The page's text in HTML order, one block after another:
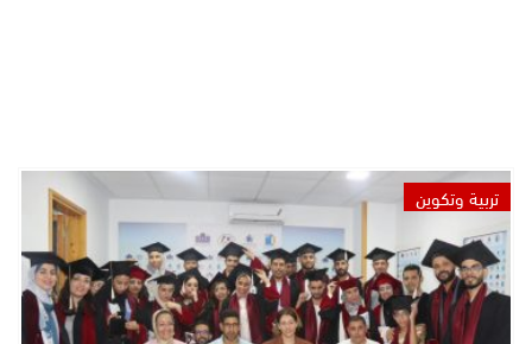
تربية وتكوين